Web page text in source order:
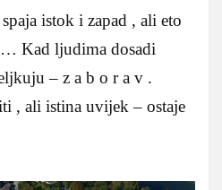
istok i zapad , ali eto
Kad ljudima dosadi
– z a b o r a v .
, ali istina uvijek – ostaje